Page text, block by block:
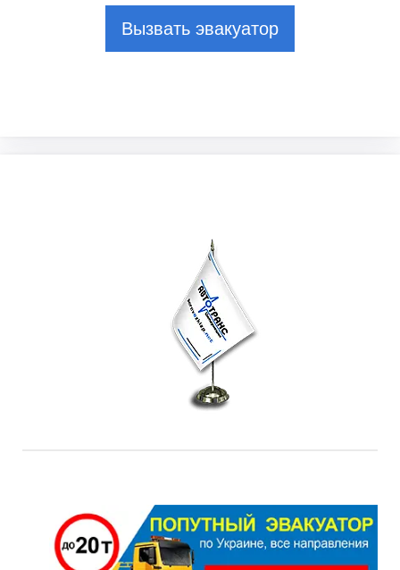
Вызвать эвакуатор